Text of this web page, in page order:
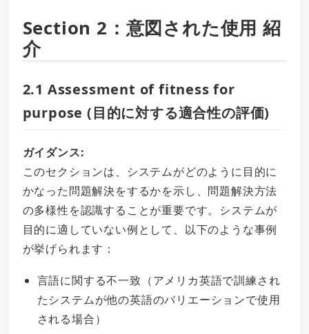
Section 2：意図された使用 紹
介
2.1 Assessment of fitness for
purpose (目的に対する適合性の評価)
ガイダンス:
このセクションは、システムがどのように目的に
かなった問題解決をするかを示し、問題解決方法
の多様性を認識することが重要です。システムが
目的に適していない例として、以下のような事例
が挙げられます：
言語に関する不一致（アメリカ英語で訓練され
たシステムが他の英語のバリエーションで使用
される場合）